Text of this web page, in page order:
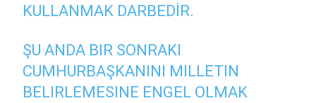
KULLANMAK DARBEDIR.
ŞU ANDA BIR SONRAKI
CUMHURBAŞKANINI MILLETIN
BELIRLEMESINE ENGEL OLMAK